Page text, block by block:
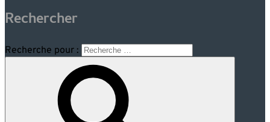
Rechercher
Recherche pour :